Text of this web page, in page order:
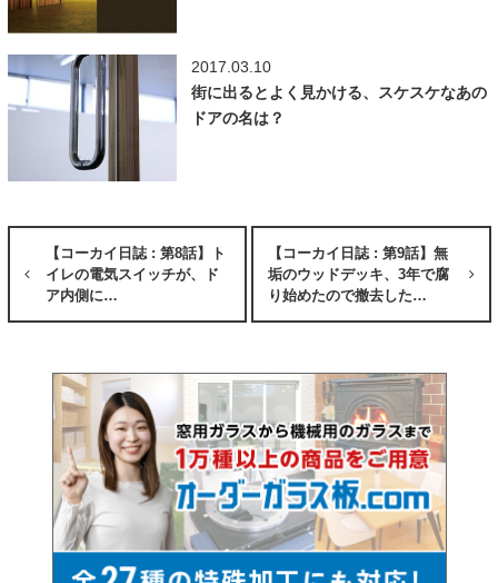
2017.03.10
街に出るとよく見かける、スケスケなあの
ドアの名は？
【コーカイ日誌 : 第8話】ト
イレの電気スイッチが、ド
ア内側に…
【コーカイ日誌 : 第9話】無
垢のウッドデッキ、3年で腐
り始めたので撤去した…